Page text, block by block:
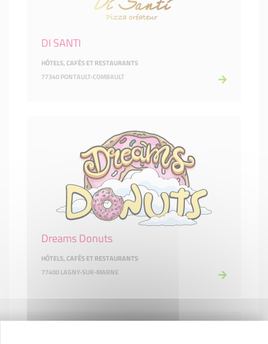
DI SANTI
HÔTELS, CAFÉS ET RESTAURANTS
77340 PONTAULT-COMBAULT
Dreams Donuts
HÔTELS, CAFÉS ET RESTAURANTS
77400 LAGNY-SUR-MARNE